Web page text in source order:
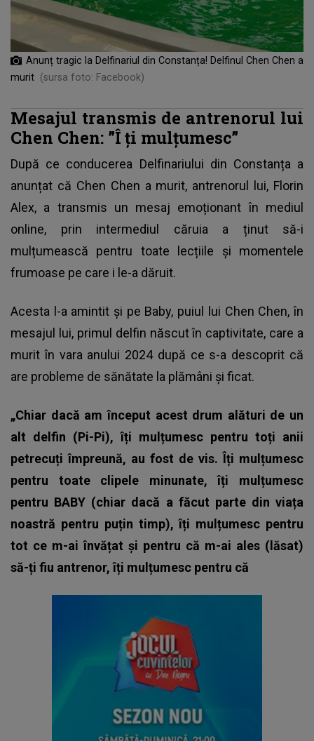
Anunț tragic la Delfinariul din Constanța! Delfinul Chen Chen a
murit (sursa foto: Facebook)
Mesajul transmis de antrenorul lui
Chen Chen: ”Îți mulțumesc”
După ce conducerea Delfinariului din Constanța a
anunțat că Chen Chen a murit, antrenorul lui, Florin
Alex, a transmis un mesaj emoționant în mediul
online, prin intermediul căruia a ținut să-i
mulțumească pentru toate lecțiile și momentele
frumoase pe care i le-a dăruit.
Acesta l-a amintit și pe Baby, puiul lui Chen Chen, în
mesajul lui, primul delfin născut în captivitate, care a
murit în vara anului 2024 după ce s-a descoprit că
are probleme de sănătate la plămâni și ficat.
„Chiar dacă am început acest drum alături de un
alt delfin (Pi-Pi), îți mulțumesc pentru toți anii
petrecuți împreună, au fost de vis. Îți mulțumesc
pentru toate clipele minunate, îți mulțumesc
pentru BABY (chiar dacă a făcut parte din viața
noastră pentru puțin timp), îți mulțumesc pentru
tot ce m-ai învățat și pentru că m-ai ales (lăsat)
să-ți fiu antrenor, îți mulțumesc pentru că